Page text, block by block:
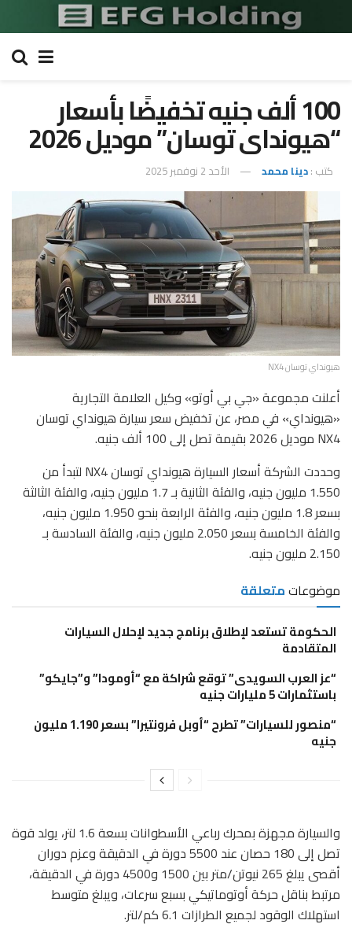
100 ألف جنيه تخفيضًا بأسعار
“هيونداى توسان” موديل 2026
كتب :دينا محمد الأحد 2 نوفمبر 2025
هيونداي توسان NX4
أعلنت مجموعة «جي بي أوتو» وكيل العلامة التجارية
«هيونداي» في مصر، عن تخفيض سعر سيارة هيونداي توسان
NX4 موديل 2026 بقيمة تصل إلى 100 ألف جنيه.
وحددت الشركة أسعار السيارة هيونداي توسان NX4 لتبدأ من
1.550 مليون جنيه، والفئة الثانية بـ 1.7 مليون جنيه، والفئة الثالثة
بسعر 1.8 مليون جنيه، والفئة الرابعة بنحو 1.950 مليون جنيه،
والفئة الخامسة بسعر 2.050 مليون جنيه، والفئة السادسة بـ
2.150 مليون جنيه.
موضوعاتمتعلقة
الحكومة تستعد لإطلاق برنامج جديد لإحلال السيارات
المتقادمة
“عز العرب السويدى” توقع شراكة مع “أومودا” و”جايكو”
باستثمارات 5 مليارات جنيه
“منصور للسيارات” تطرح “أوبل فرونتيرا” بسعر 1.190 مليون
جنيه
والسيارة مجهزة بمحرك رباعي الأسطوانات بسعة 1.6 لتر، يولد قوة
تصل إلى 180 حصان عند 5500 دورة في الدقيقة وعزم دوران
أقصى يبلغ 265 نيوتن/متر بين 1500 و4500 دورة في الدقيقة،
مرتبط بناقل حركة أوتوماتيكي بسبع سرعات، ويبلغ متوسط
استهلاك الوقود لجميع الطرازات 6.1 كم/لتر.